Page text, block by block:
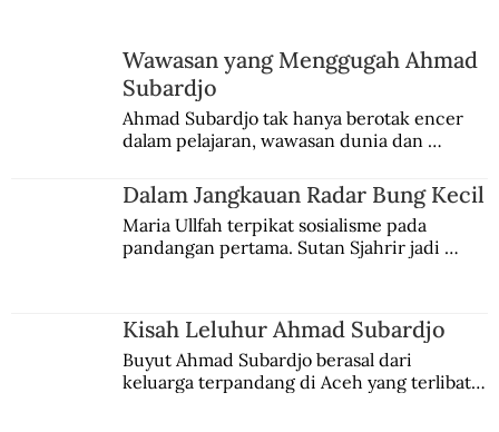
Dalam Jangkauan Radar Bung Kecil
Wawasan yang Menggugah Ahmad
Subardjo
Ahmad Subardjo tak hanya berotak encer
dalam pelajaran, wawasan dunia dan
Jules Verne, Multatuli, hingga Sun Yat-sen.
Dalam Jangkauan Radar Bung Kecil
Maria Ullfah terpikat sosialisme pada
pandangan pertama. Sutan Sjahrir jadi
Kisah Leluhur Ahmad Subardjo
Buyut Ahmad Subardjo berasal dari
keluarga terpandang di Aceh yang terlibat